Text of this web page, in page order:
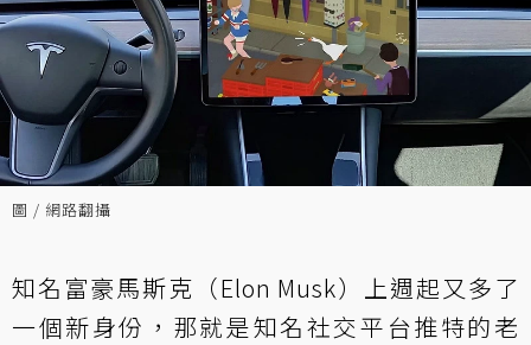
圖 / 網路翻攝
知名富豪馬斯克（Elon Musk）上週起又多了
一個新身份，那就是知名社交平台推特的老